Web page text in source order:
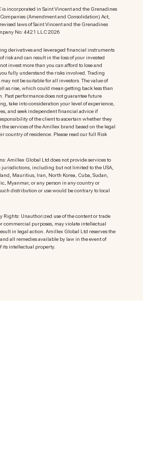
incorporated in Saint Vincent and the Grenadines
(Amendment and Consolidation) Act,
laws of Saint Vincent and the Grenadines
No: 4421 LLC 2026
derivatives and leveraged financial instruments
risk and can result in the loss of your invested
invest more than you can afford to lose and
fully understand the risks involved. Trading
not be suitable for all investors. The value of
as rise, which could mean getting back less than
Past performance does not guarantee future
take into consideration your level of experience,
and seek independent financial advice if
of the client to ascertain whether they
the services of the Amillex brand based on the legal
country of residence. Please read our full Risk
Amillex Global Ltd does not provide services to
jurisdictions, including but not limited to the USA,
Mauritius, Iran, North Korea, Cuba, Sudan,
Myanmar, or any person in any country or
distribution or use would be contrary to local
Rights: Unauthorized use of the content or trade
commercial purposes, may violate intellectual
in legal action. Amillex Global Ltd reserves the
all remedies available by law in the event of
its intellectual property.